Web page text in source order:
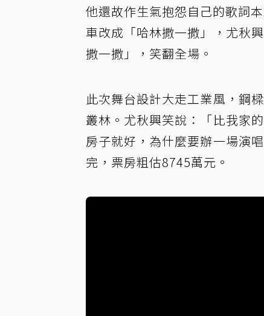
他還故作生氣抱怨自己的歌詞
車改成「哈林撒一撒」，尤秋
撒一撒」，笑翻全場。
此次舞台設計大走工業風，鋼
叢林。尤秋興笑說：「比我家
房子就好，為什麼要辦一場演
完，票房粗估8745萬元。